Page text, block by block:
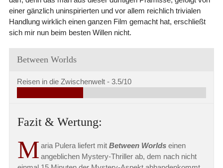
einer gänzlich uninspirierten und vor allem reichlich trivialen
Handlung wirklich einen ganzen Film gemacht hat, erschließt
sich mir nun beim besten Willen nicht.
Between Worlds
Reisen in die Zwischenwelt - 3.5/10
Fazit & Wertung:
M aria Pulera liefert mit Between Worldseinen
angeblichen Mystery-Thriller ab, dem nach nicht